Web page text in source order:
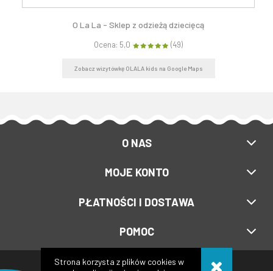
Strona korzysta z plików cookies w
O La La - Sklep z odzieżą dziecięcą
Ocena: 5,0 (49)
Zobacz wizytówkę OLALA kids na Google Maps
O NAS
MOJE KONTO
PŁATNOŚCI I DOSTAWA
POMOC
Copyright © 2017-2024 Olalakids.pl